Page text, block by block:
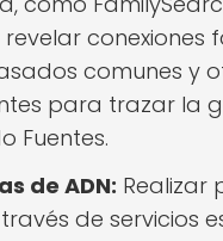
conexiones
comunes y
para trazar la
Fuentes.
de ADN: Realizar
de servicios